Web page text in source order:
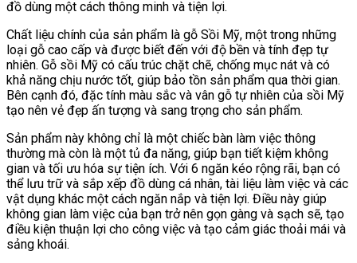
đồ dùng một cách thông minh và tiện lợi.
Chất liệu chính của sản phẩm là gỗ Sồi Mỹ, một trong những
loại gỗ cao cấp và được biết đến với độ bền và tính đẹp tự
nhiên. Gỗ sồi Mỹ có cấu trúc chặt chẽ, chống mục nát và có
khả năng chịu nước tốt, giúp bảo tồn sản phẩm qua thời gian.
Bên cạnh đó, đặc tính màu sắc và vân gỗ tự nhiên của sồi Mỹ
tạo nên vẻ đẹp ấn tượng và sang trọng cho sản phẩm.
Sản phẩm này không chỉ là một chiếc bàn làm việc thông
thường mà còn là một tủ đa năng, giúp bạn tiết kiệm không
gian và tối ưu hóa sự tiện ích. Với 6 ngăn kéo rộng rãi, bạn có
thể lưu trữ và sắp xếp đồ dùng cá nhân, tài liệu làm việc và các
vật dụng khác một cách ngăn nắp và tiện lợi. Điều này giúp
không gian làm việc của bạn trở nên gọn gàng và sạch sẽ, tạo
điều kiện thuận lợi cho công việc và tạo cảm giác thoải mái và
sảng khoái.